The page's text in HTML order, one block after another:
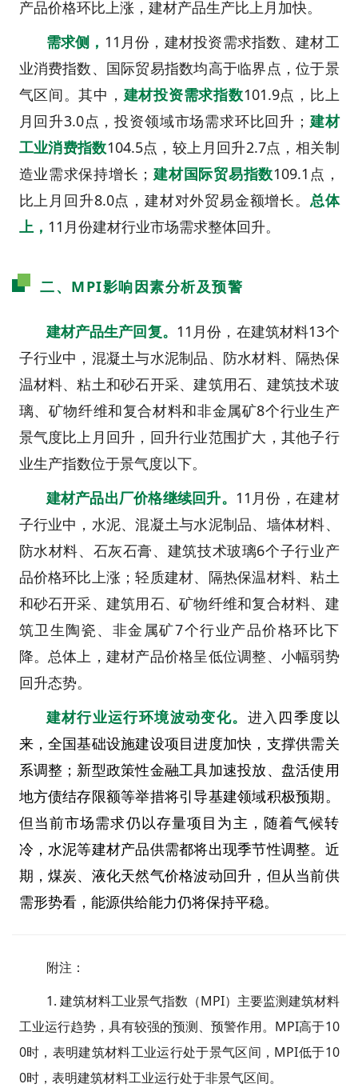
产品价格环比上涨，建材产品生产比上月加快。
需求侧 ， 11月份，建材投资需求指数、建材工
业消费指数、国际贸易指数均高于临界点，位于景
气区间。其中， 建材投资需求指数101.9点，比上
月回升3.0点，投资领域市场需求环比回升； 建材
工业消费指数104.5点，较上月回升2.7点，相关制
造业需求保持增长； 建材国际贸易指数109.1点，
比上月回升8.0点，建材对外贸易金额增长。 总体
上， 11月份建材行业市场需求整体回升。
二、MPI影响因素分析及预警
建材产品生产回复。 11月份，在建筑材料13个
子行业中，混凝土与水泥制品、防水材料、隔热保
温材料、粘土和砂石开采、建筑用石、建筑技术玻
璃、矿物纤维和复合材料和非金属矿8个行业生产
景气度比上月回升，回升行业范围扩大，其他子行
业生产指数位于景气度以下。
建材产品出厂价格继续回升。 11月份，在建材
子行业中，水泥、混凝土与水泥制品、墙体材料、
防水材料、石灰石膏、建筑技术玻璃6个子行业产
品价格环比上涨；轻质建材、隔热保温材料、粘土
和砂石开采、建筑用石、矿物纤维和复合材料、建
筑卫生陶瓷、非金属矿7个行业产品价格环比下
降。总体上，建材产品价格呈低位调整、小幅弱势
回升态势。
建材行业运行环境波动变化。 进入 四季度以
来，全国基础设施建设项目进度加快，支撑供需关
系调整；新型政策性金融工具加速投放、盘活使用
地方债结存限额等举措将引导基建领域积极预期。
但当前市场需求仍以存量项目为主，随着气候转
冷，水泥等建材产品供需都将出现季节性调整。近
期，煤炭、液化天然气价格波动回升，但从当前供
需形势看，能源供给能力仍将保持平稳。
附注：
1. 建筑材料工业景气指数（MPI）主要监测建筑材料
工业运行趋势，具有较强的预测、预警作用。MPI高于10
0时，表明建筑材料工业运行处于景气区间，MPI低于10
0时，表明建筑材料工业运行处于非景气区间。